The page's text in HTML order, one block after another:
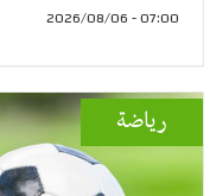
07:00 - 2026/08/06
رياضة